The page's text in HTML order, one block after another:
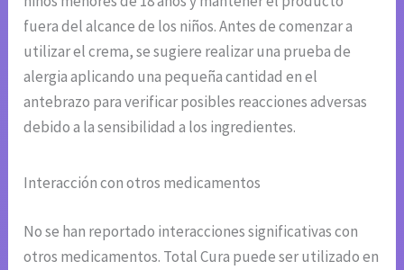
fuera del alcance de los niños. Antes de comenzar a
utilizar el crema, se sugiere realizar una prueba de
alergia aplicando una pequeña cantidad en el
antebrazo para verificar posibles reacciones adversas
debido a la sensibilidad a los ingredientes.
Interacción con otros medicamentos
No se han reportado interacciones significativas con
otros medicamentos. Total Cura puede ser utilizado en